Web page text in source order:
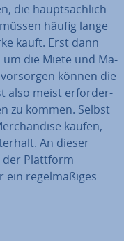
die haupt­säch­lich
häufig lange
kauft. Erst dann
um die Miete und Ma­
können die
also meist er­for­der­
zu kommen. Selbst
kaufen,
An dieser
der Plattform
ein re­gel­mä­ßi­ges